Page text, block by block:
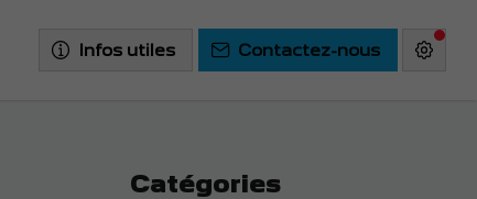
Infos utiles Contactez-nous
Catégories